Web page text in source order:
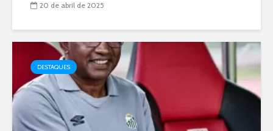
20 de abril de 2025
DESTAQUES